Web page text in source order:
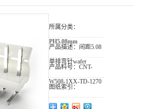
所属分类：
PH5.08mm
产品描述： 间距5.08
单排弯针wafer
产品料号： CNT-
W508-1XX-TD-1270
图纸索引：